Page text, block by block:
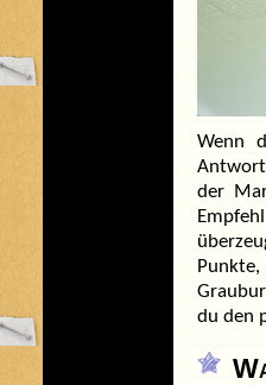
Wenn
der
du den